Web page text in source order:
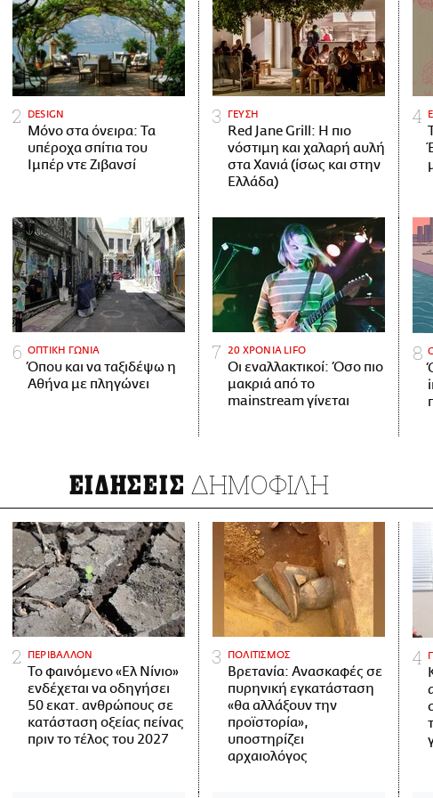
DESIGN
Μόνο στα όνειρα: Τα
υπέροχα σπίτια του
Ιμπέρ ντε Ζιβανσί
ΓΕΥΣΗ
Red Jane Grill: Η πιο
νόστιμη και χαλαρή αυλή
στα Χανιά (ίσως και στην
Ελλάδα)
ΟΠΤΙΚΗ ΓΩΝΙΑ
Όπου και να ταξιδέψω η
Αθήνα με πληγώνει
20 ΧΡΟΝΙΑ LIFO
Οι εναλλακτικοί: Όσο πιο
μακριά από το
mainstream γίνεται
ΕΙΔΗΣΕΙΣ ΔΗΜΟΦΙΛΗ
ΠΕΡΙΒΑΛΛΟΝ
Το φαινόμενο «Ελ Νίνιο»
ενδέχεται να οδηγήσει
50 εκατ. ανθρώπους σε
κατάσταση οξείας πείνας
πριν το τέλος του 2027
ΠΟΛΙΤΙΣΜΟΣ
Βρετανία: Ανασκαφές σε
πυρηνική εγκατάσταση
«θα αλλάξουν την
προϊστορία»,
υποστηρίζει
αρχαιολόγος